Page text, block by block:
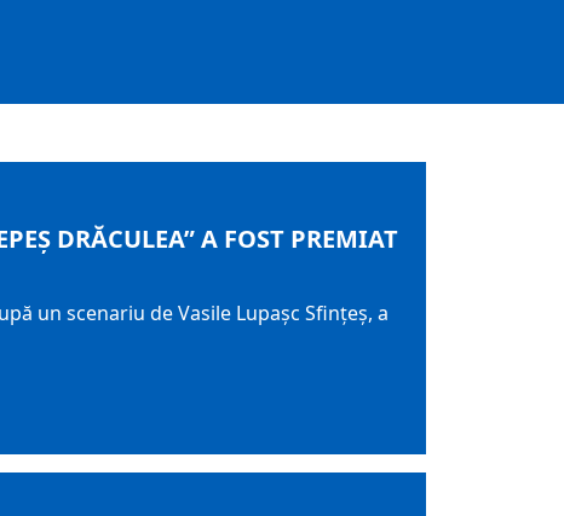
DRĂCULEA” A FOST PREMIAT
un scenariu de Vasile Lupașc Sfințeș, a